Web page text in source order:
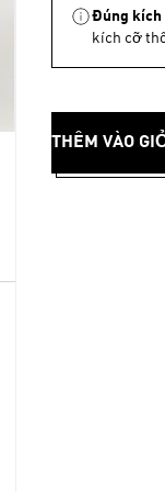
Đúng kích
kích cỡ
THÊM VÀO